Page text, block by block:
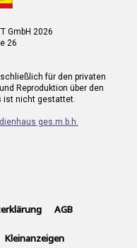
GmbH 2026
26
für den privaten
Reproduktion über den
ist nicht gestattet.
ges.m.b.h.
AGB
Kleinanzeigen